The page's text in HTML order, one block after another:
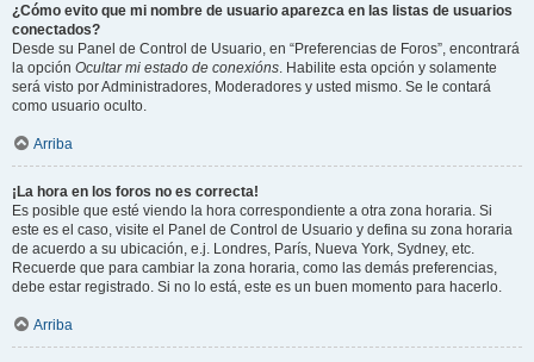
¿Cómo evito que mi nombre de usuario aparezca en las listas de usuarios
conectados?
Desde su Panel de Control de Usuario, en “Preferencias de Foros”, encontrará
la opción Ocultar mi estado de conexións. Habilite esta opción y solamente
será visto por Administradores, Moderadores y usted mismo. Se le contará
como usuario oculto.
Arriba
¡La hora en los foros no es correcta!
Es posible que esté viendo la hora correspondiente a otra zona horaria. Si
este es el caso, visite el Panel de Control de Usuario y defina su zona horaria
de acuerdo a su ubicación, e.j. Londres, París, Nueva York, Sydney, etc.
Recuerde que para cambiar la zona horaria, como las demás preferencias,
debe estar registrado. Si no lo está, este es un buen momento para hacerlo.
Arriba